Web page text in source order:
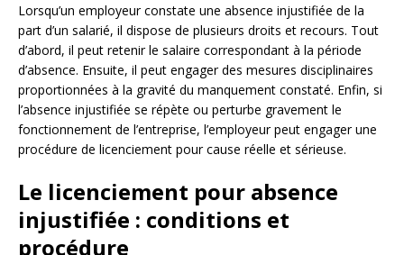
Lorsqu’un employeur constate une absence injustifiée de la
part d’un salarié, il dispose de plusieurs droits et recours. Tout
d’abord, il peut retenir le salaire correspondant à la période
d’absence. Ensuite, il peut engager des mesures disciplinaires
proportionnées à la gravité du manquement constaté. Enfin, si
l’absence injustifiée se répète ou perturbe gravement le
fonctionnement de l’entreprise, l’employeur peut engager une
procédure de licenciement pour cause réelle et sérieuse.
Le licenciement pour absence
injustifiée : conditions et
procédure